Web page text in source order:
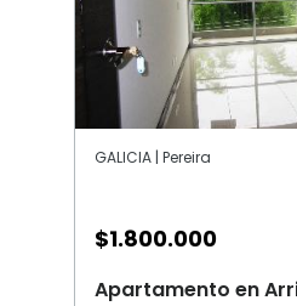
GALICIA | Pereira
$1.800.000
Apartamento en